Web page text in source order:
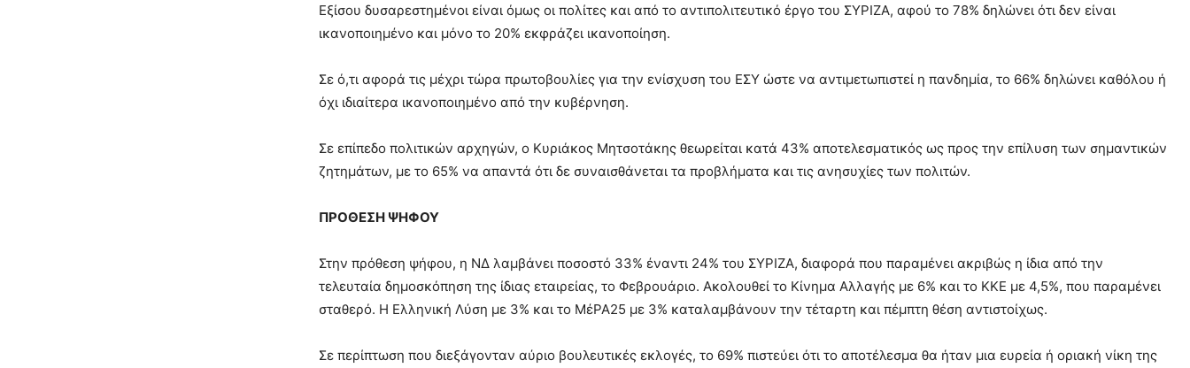
Εξίσου δυσαρεστημένοι είναι όμως οι πολίτες και από το αντιπολιτευτικό έργο του ΣΥΡΙΖΑ, αφού το 78% δηλώνει ότι δεν είναι
ικανοποιημένο και μόνο το 20% εκφράζει ικανοποίηση.
Σε ό,τι αφορά τις μέχρι τώρα πρωτοβουλίες για την ενίσχυση του ΕΣΥ ώστε να αντιμετωπιστεί η πανδημία, το 66% δηλώνει καθόλου ή
όχι ιδιαίτερα ικανοποιημένο από την κυβέρνηση.
Σε επίπεδο πολιτικών αρχηγών, ο Κυριάκος Μητσοτάκης θεωρείται κατά 43% αποτελεσματικός ως προς την επίλυση των σημαντικών
ζητημάτων, με το 65% να απαντά ότι δε συναισθάνεται τα προβλήματα και τις ανησυχίες των πολιτών.
ΠΡΟΘΕΣΗ ΨΗΦΟΥ
Στην πρόθεση ψήφου, η ΝΔ λαμβάνει ποσοστό 33% έναντι 24% του ΣΥΡΙΖΑ, διαφορά που παραμένει ακριβώς η ίδια από την
τελευταία δημοσκόπηση της ίδιας εταιρείας, το Φεβρουάριο. Ακολουθεί το Κίνημα Αλλαγής με 6% και το ΚΚΕ με 4,5%, που παραμένει
σταθερό. Η Ελληνική Λύση με 3% και το ΜέΡΑ25 με 3% καταλαμβάνουν την τέταρτη και πέμπτη θέση αντιστοίχως.
Σε περίπτωση που διεξάγονταν αύριο βουλευτικές εκλογές, το 69% πιστεύει ότι το αποτέλεσμα θα ήταν μια ευρεία ή οριακή νίκη της